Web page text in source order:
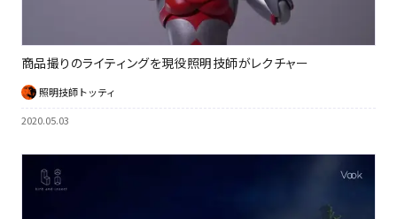
商品撮りのライティングを現役照明技師がレクチャー
照明技師トッティ
2020.05.03